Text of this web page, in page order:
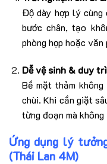
Độ dày hợp lý cùng
bước chân, tạo
phòng họp hoặc văn
Dễ vệ sinh & duy trì
Bề mặt thảm
chùi. Khi cần giặt
từng đoạn mà
Ứng dụng lý
(Thái Lan 4M)